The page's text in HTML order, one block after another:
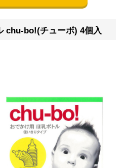
chu-bo!(チューボ) 4個入